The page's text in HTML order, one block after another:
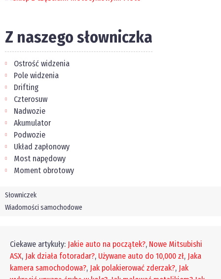
Z naszego słowniczka
Ostrość widzenia
Pole widzenia
Drifting
Czterosuw
Nadwozie
Akumulator
Podwozie
Układ zapłonowy
Most napędowy
Moment obrotowy
Słowniczek
Wiadomości samochodowe
Ciekawe artykuły: Jakie auto na początek?, Nowe Mitsubishi
ASX, Jak działa fotoradar?, Używane auto do 10,000 zł, Jaka
kamera samochodowa?, Jak polakierować zderzak?, Jak